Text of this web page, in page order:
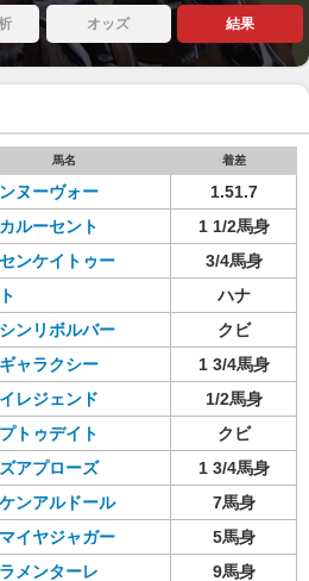
オッズ 結果
馬名 着差
ヌーヴォー
1.51.7
ルーセント
1 1/2馬身
センケイトゥー
3/4馬身
ハナ
ンリボルバー
クビ
ャラクシー
1 3/4馬身
レジェンド
1/2馬身
トゥデイト
クビ
アプローズ
1 3/4馬身
ケンアルドール
7馬身
イヤジャガー
5馬身
メンターレ 9馬身